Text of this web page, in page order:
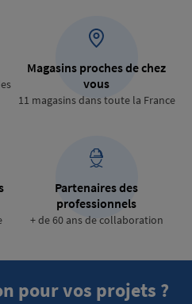
Magasins proches de chez
vous
11 magasins dans toute la France
Partenaires des
professionnels
+ de 60 ans de collaboration
pour vos projets ?